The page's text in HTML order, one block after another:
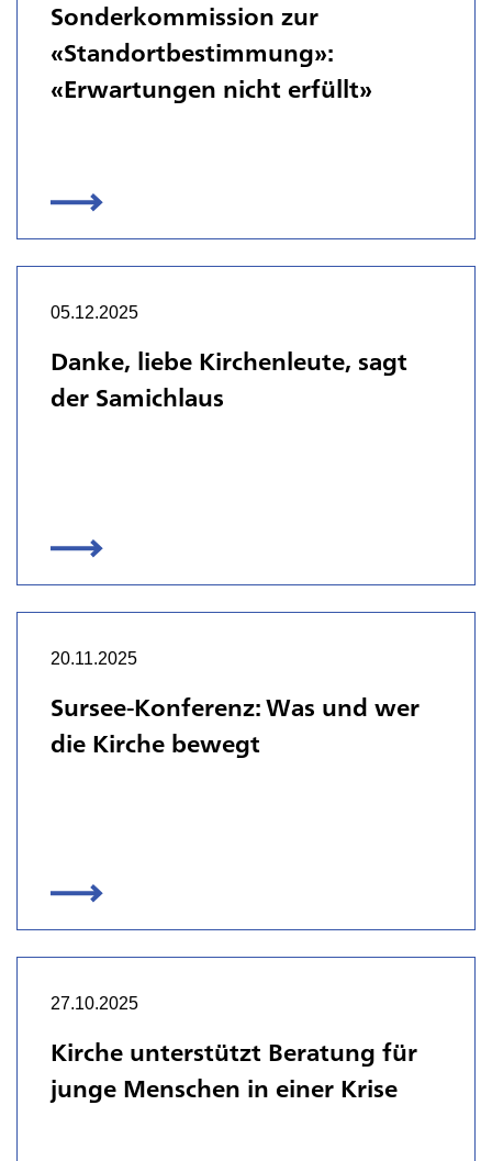
Sonderkommission zur
«Standortbestimmung»:
«Erwartungen nicht erfüllt»
05.12.2025
Danke, liebe Kirchenleute, sagt
der Samichlaus
20.11.2025
Sursee-Konferenz: Was und wer
die Kirche bewegt
27.10.2025
Kirche unterstützt Beratung für
junge Menschen in einer Krise